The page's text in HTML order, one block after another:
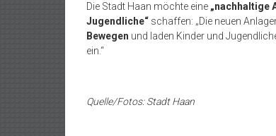
Die Stadt Haan möchte eine „nachhaltige
Jugendliche“ schaffen: „Die neuen
Bewegen und laden Kinder und
ein.“
Quelle/Fotos: Stadt Haan